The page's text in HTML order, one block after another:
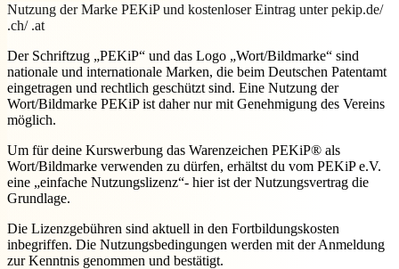
Nutzung der Marke PEKiP und kostenloser Eintrag unter pekip.de/
.ch/ .at
Der Schriftzug „PEKiP“ und das Logo „Wort/Bildmarke“ sind
nationale und internationale Marken, die beim Deutschen Patentamt
eingetragen und rechtlich geschützt sind. Eine Nutzung der
Wort/Bildmarke PEKiP ist daher nur mit Genehmigung des Vereins
möglich.
Um für deine Kurswerbung das Warenzeichen PEKiP® als
Wort/Bildmarke verwenden zu dürfen, erhältst du vom PEKiP e.V.
eine „einfache Nutzungslizenz“- hier ist der Nutzungsvertrag die
Grundlage.
Die Lizenzgebühren sind aktuell in den Fortbildungskosten
inbegriffen. Die Nutzungsbedingungen werden mit der Anmeldung
zur Kenntnis genommen und bestätigt.